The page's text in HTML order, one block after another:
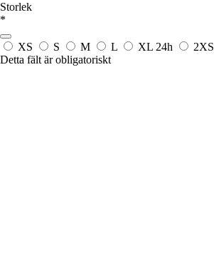
Storlek
*
XS S M L XL 24h
2XS
Detta fält är obligatoriskt